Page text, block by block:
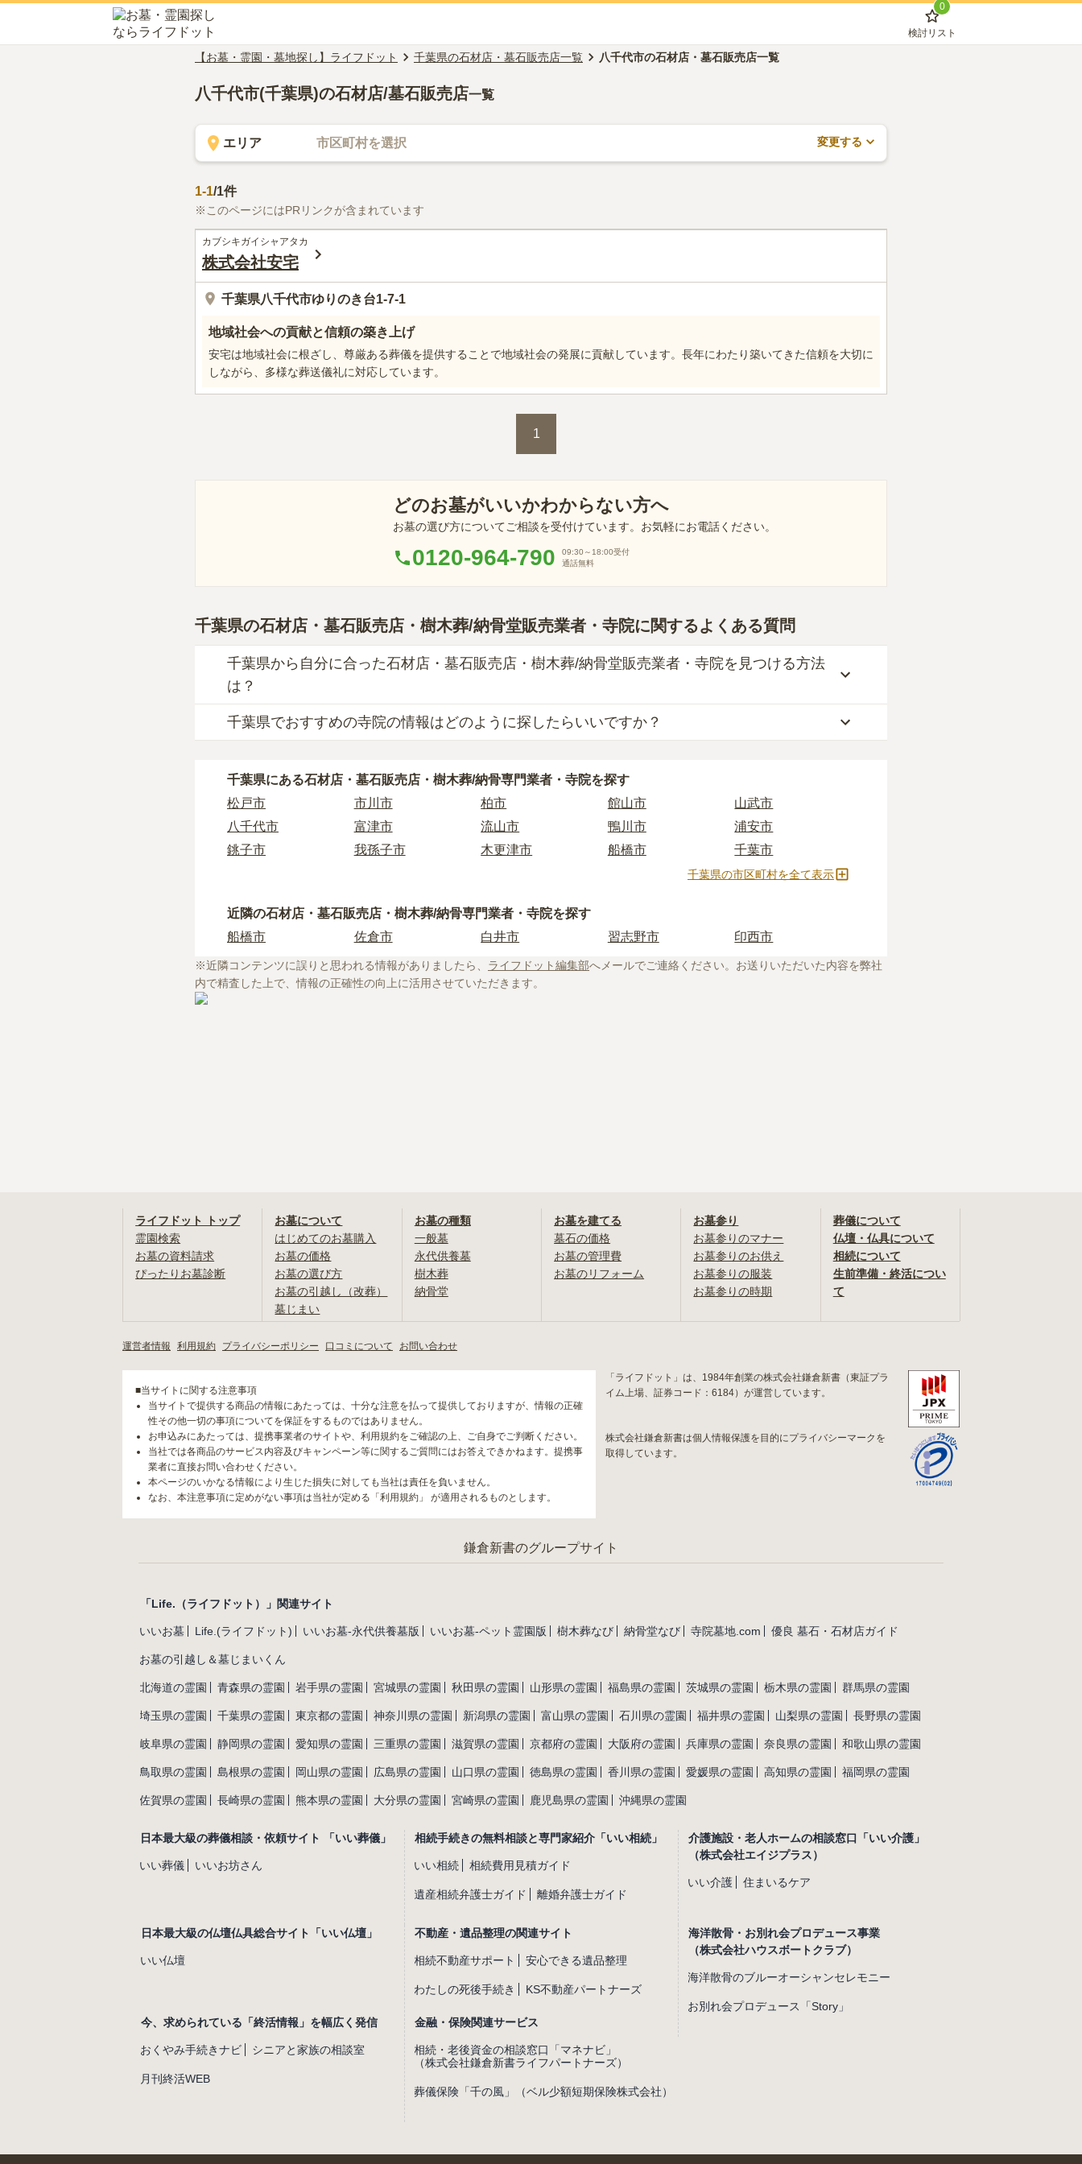
0
検討リスト
【お墓・霊園・墓地探し】ライフドット 千葉県の石材店・墓石販売店一覧 八千代市の石材店・墓石販売店一覧
八千代市(千葉県)の石材店/墓石販売店一覧
エリア 市区町村を選択 変更する
1-1/1件
※このページにはPRリンクが含まれています
カブシキガイシャアタカ
株式会社安宅
千葉県八千代市ゆりのき台1-7-1
地域社会への貢献と信頼の築き上げ
安宅は地域社会に根ざし、尊厳ある葬儀を提供することで地域社会の発展に貢献しています。長年にわたり築いてきた信頼を大切に
しながら、多様な葬送儀礼に対応しています。
1
どのお墓がいいかわからない方へ
お墓の選び方についてご相談を受付けています。お気軽にお電話ください。
0120-964-790 09:30～18:00受付
通話無料
千葉県の石材店・墓石販売店・樹木葬/納骨堂販売業者・寺院に関するよくある質問
千葉県から自分に合った石材店・墓石販売店・樹木葬/納骨堂販売業者・寺院を見つける方法
は？
千葉県で自分に合った業者を見つけるには、まず供養方法を決めることが大切です。
例えば、墓石のお墓で供養をしたい場合は「石材店」や「墓石販売店」、お墓の後継ぎに心配がある方は、
樹木葬や納骨堂を取り扱っている「納骨堂販売業者」「寺院」を選びましょう。
千葉県 には霊園が多数あり、選べるお墓タイプも多様です。
もしどのような供養方法やお墓タイプが自分に合っているか迷った時は、
お墓の基礎知識をご覧いただくこ
とおすすめいたします。
また、ライフドットにご相談いただければ、お客様のご希望に合った業者のご紹介や、お墓の見学予約など
千葉県でおすすめの寺院の情報はどのように探したらいいですか？
どの情報を収集する事が大切です。
長年にわたってご先祖様を供養する場所となるため、立地や費用などの条件以外に、供養に対する考え方の
相性を確認することをおすすめします。
しかし、寺院に関する情報は公開されていないことも多く、実際にご自身で現地に行って確かめるしかない
初めての寺院墓地選びに不安がある方はぜひ下記の記事をご一読ください。
・寺院墓地の使用料相場は約77万円。檀家料などの費用も必要
・ お寺の納骨堂を探したい！選ぶときの注意点や利用までの流れも解説！
・ お寺で樹木葬をしたい！檀家は必須？押さえておきたい注意点を解説
千葉県にある石材店・墓石販売店・樹木葬/納骨専門業者・寺院を探す
松戸市
市川市 柏市 館山市
山武市
八千代市
富津市 流山市 鴨川市
浦安市
銚子市
我孫子市 木更津市 船橋市
千葉市
野田市
いすみ市
君津市 八街市
東金市
南房総市 長生村 印西市
千葉県の市区町村を全て表示
近隣の石材店・墓石販売店・樹木葬/納骨専門業者・寺院を探す
船橋市
佐倉市 白井市 習志野市 印西市
※近隣コンテンツに誤りと思われる情報がありましたら、 ライフドット編集部へメールでご連絡ください。お送りいただいた内容を弊社
内で精査した上で、情報の正確性の向上に活用させていただきます。
ライフドット トップ
霊園検索
お墓の資料請求
ぴったりお墓診断
お墓について
はじめてのお墓購入
お墓の価格
お墓の選び方
お墓の引越し（改葬）
墓じまい
お墓の種類
一般墓
永代供養墓
樹木葬
納骨堂
お墓を建てる
墓石の価格
お墓の管理費
お墓のリフォーム
お墓参り
お墓参りのマナー
お墓参りのお供え
お墓参りの服装
お墓参りの時期
葬儀について
仏壇・仏具について
相続について
生前準備・終活につい
て
運営者情報 利用規約 プライバシーポリシー 口コミについて お問い合わせ
■当サイトに関する注意事項
当サイトで提供する商品の情報にあたっては、十分な注意を払って提供しておりますが、情報の正確
性その他一切の事項についてを保証をするものではありません。
お申込みにあたっては、提携事業者のサイトや、利用規約をご確認の上、ご自身でご判断ください。
当社では各商品のサービス内容及びキャンペーン等に関するご質問にはお答えできかねます。提携事
業者に直接お問い合わせください。
本ページのいかなる情報により生じた損失に対しても当社は責任を負いません。
なお、本注意事項に定めがない事項は当社が定める「利用規約」 が適用されるものとします。
「ライフドット」は、1984年創業の株式会社鎌倉新書（東証プラ
イム上場、証券コード：6184）が運営しています。
株式会社鎌倉新書は個人情報保護を目的にプライバシーマークを
取得しています。
鎌倉新書のグループサイト
「Life.（ライフドット）」関連サイト
いいお墓 Life.(ライフドット) いいお墓-永代供養墓版 いいお墓-ペット霊園版 樹木葬なび 納骨堂なび 寺院墓地.com 優良 墓石・石材店ガイド
お墓の引越し＆墓じまいくん
北海道の霊園 青森県の霊園 岩手県の霊園 宮城県の霊園 秋田県の霊園 山形県の霊園 福島県の霊園 茨城県の霊園 栃木県の霊園 群馬県の霊園
埼玉県の霊園 千葉県の霊園 東京都の霊園 神奈川県の霊園 新潟県の霊園 富山県の霊園 石川県の霊園 福井県の霊園 山梨県の霊園 長野県の霊園
岐阜県の霊園 静岡県の霊園 愛知県の霊園 三重県の霊園 滋賀県の霊園 京都府の霊園 大阪府の霊園 兵庫県の霊園 奈良県の霊園 和歌山県の霊園
鳥取県の霊園 島根県の霊園 岡山県の霊園 広島県の霊園 山口県の霊園 徳島県の霊園 香川県の霊園 愛媛県の霊園 高知県の霊園 福岡県の霊園
佐賀県の霊園 長崎県の霊園 熊本県の霊園 大分県の霊園 宮崎県の霊園 鹿児島県の霊園 沖縄県の霊園
日本最大級の葬儀相談・依頼サイト 「いい葬儀」
いい葬儀 いいお坊さん
日本最大級の仏壇仏具総合サイト「いい仏壇」
いい仏壇
相続手続きの無料相談と専門家紹介「いい相続」
いい相続 相続費用見積ガイド
遺産相続弁護士ガイド 離婚弁護士ガイド
不動産・遺品整理の関連サイト
相続不動産サポート 安心できる遺品整理
わたしの死後手続き KS不動産パートナーズ
金融・保険関連サービス
相続・老後資金の相談窓口「マネナビ」
（株式会社鎌倉新書ライフパートナーズ）
葬儀保険「千の風」（ベル少額短期保険株式会社）
今、求められている「終活情報」を幅広く発信
おくやみ手続きナビ シニアと家族の相談室
月刊終活WEB
介護施設・老人ホームの相談窓口「いい介護」
（株式会社エイジプラス）
いい介護 住まいるケア
海洋散骨・お別れ会プロデュース事業
（株式会社ハウスボートクラブ）
海洋散骨のブルーオーシャンセレモニー
お別れ会プロデュース「Story」